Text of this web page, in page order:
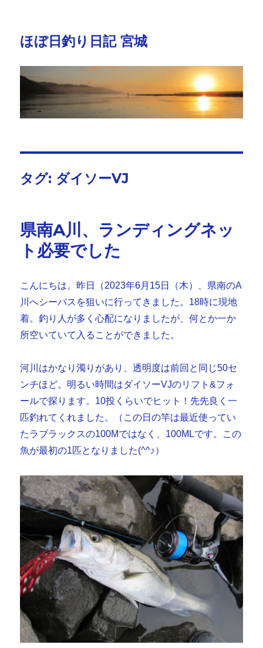
ほぼ日釣り日記 宮城
タグ: ダイソーVJ
県南A川、ランディングネッ
ト必要でした
こんにちは。昨日（2023年6月15日（木）、県南のA
川へシーバスを狙いに行ってきました。18時に現地
着。釣り人が多く心配になりましたが、何とか一か
所空いていて入ることができました。
河川はかなり濁りがあり、透明度は前回と同じ50セ
ンチほど。明るい時間はダイソーVJのリフト&フォ
ールで探ります。10投くらいでヒット！先先良く一
匹釣れてくれました。（この日の竿は最近使ってい
たラブラックスの100Mではなく、100MLです。この
魚が最初の1匹となりました(^^♪）